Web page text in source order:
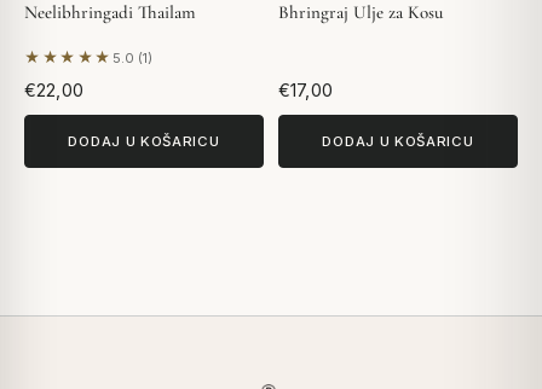
Neelibhringadi Thailam
★★★★★ 5.0 (1)
Na temelju 1 recenzije
€22,00
DODAJ U KOŠARICU
Bhringraj Ulje za Kosu
€17,00
DODAJ U KOŠARICU